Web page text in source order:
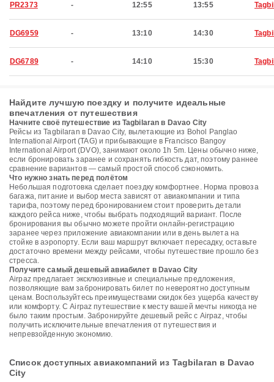
PR2373 - 12:55 13:55
DG6959 - 13:10 14:30
DG6789 - 14:10 15:30
Найдите лучшую поездку и получите идеальные
впечатления от путешествия
Начните своё путешествие из Tagbilaran в Davao City
Рейсы из Tagbilaran в Davao City, вылетающие из Bohol Panglao
International Airport (TAG) и прибывающие в Francisco Bangoy
International Airport (DVO), занимают около 1h 5m. Цены обычно ниже,
если бронировать заранее и сохранять гибкость дат, поэтому раннее
сравнение вариантов — самый простой способ сэкономить.
Что нужно знать перед полётом
Небольшая подготовка сделает поездку комфортнее. Норма провоза
багажа, питание и выбор места зависят от авиакомпании и типа
тарифа, поэтому перед бронированием стоит проверить детали
каждого рейса ниже, чтобы выбрать подходящий вариант. После
бронирования вы обычно можете пройти онлайн-регистрацию
заранее через приложение авиакомпании или в день вылета на
стойке в аэропорту. Если ваш маршрут включает пересадку, оставьте
достаточно времени между рейсами, чтобы путешествие прошло без
стресса.
Получите самый дешевый авиабилет в Davao City
Airpaz предлагает эксклюзивные и специальные предложения,
позволяющие вам забронировать билет по невероятно доступным
ценам. Воспользуйтесь преимуществами скидок без ущерба качеству
или комфорту. С Airpaz путешествие к месту вашей мечты никогда не
было таким простым. Забронируйте дешевый рейс с Airpaz, чтобы
получить исключительные впечатления от путешествия и
непревзойденную экономию.
Список доступных авиакомпаний из Tagbilaran в Davao
City